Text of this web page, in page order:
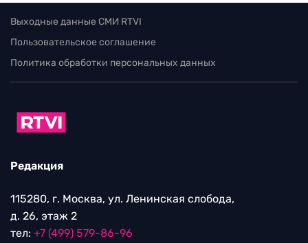
Выходные данные СМИ RTVI
Пользовательское соглашение
Политика обработки персональных данных
Редакция
115280, г. Москва, ул. Ленинская слобода,
д. 26, этаж 2
тел: +7 (499) 579-86-96